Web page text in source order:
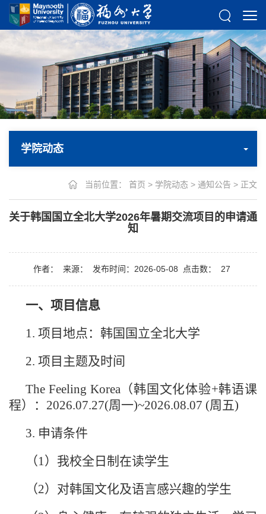
学院动态
当前位置： 首页 > 学院动态 > 通知公告 > 正文
关于韩国国立全北大学2026年暑期交流项目的申请通
知
作者： 来源： 发布时间：2026-05-08 点击数： 27
一、 项目信息
1. 项目地点：韩国国立全北大学
2. 项目主题及时间
The Feeling Korea（韩国文化体验+韩语课
程）： 2026.07.27(周一)~2026.08.07 (周五)
3. 申请条件
（1） 我校全日制在读学生
（2） 对韩国文化及语言感兴趣的学生